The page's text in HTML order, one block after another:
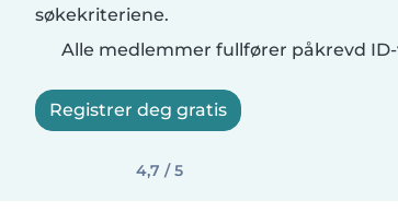
søkekriteriene.
Alle medlemmer fullfører påkrevd
Registrer deg gratis
4,7 / 5